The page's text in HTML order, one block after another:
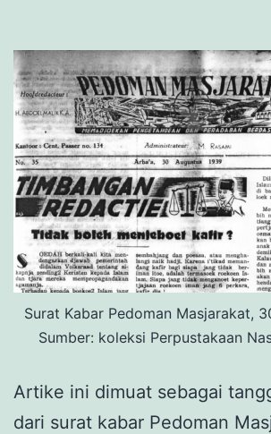
Surat Kabar Pedoman Masjarakat,
Sumber: koleksi Perpustakaan
Artike ini dimuat sebagai
dari surat kabar Pedoman